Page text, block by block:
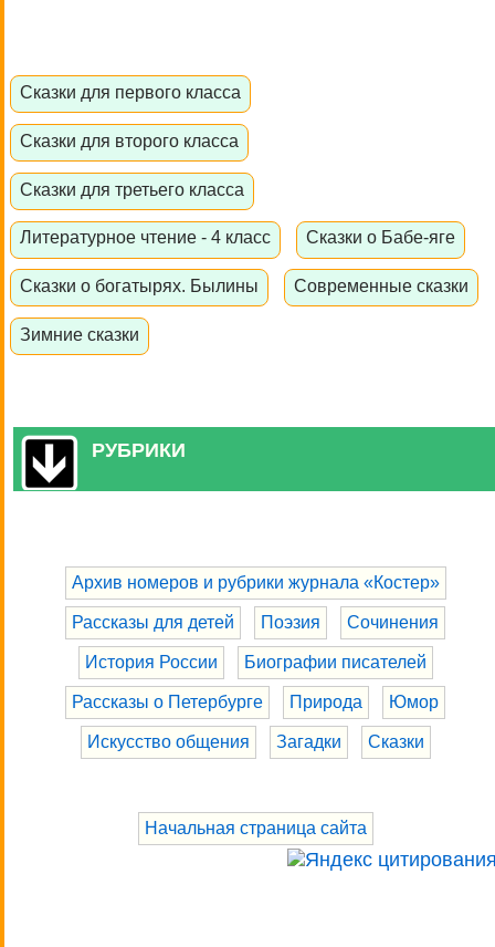
Сказки для первого класса
Сказки для второго класса
Сказки для третьего класса
Литературное чтение - 4 класс Сказки о Бабе-яге
Сказки о богатырях. Былины Современные сказки
Зимние сказки
РУБРИКИ
Архив номеров и рубрики журнала «Костер»
Рассказы для детей Поэзия Сочинения
История России Биографии писателей
Рассказы о Петербурге Природа Юмор
Искусство общения Загадки Сказки
Начальная страница сайта